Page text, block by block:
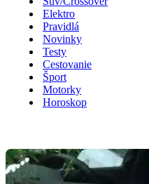
Elektro
Pravidlá
Novinky
Testy
Cestovanie
Šport
Motorky
Horoskop